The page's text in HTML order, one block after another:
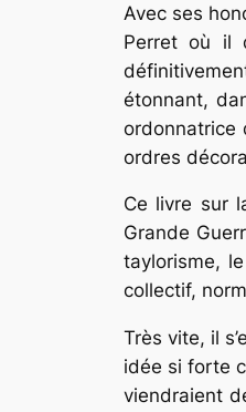
Avec ses
Perret où il
étonnant,
ordonnatrice
ordres
Ce livre sur
Grande
taylorisme,
collectif,
Très vite, il
idée si forte
viendraient